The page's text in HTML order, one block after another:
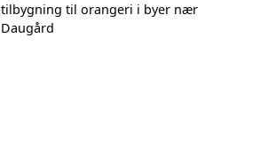
tilbygning til orangeri i byer nær
Daugård